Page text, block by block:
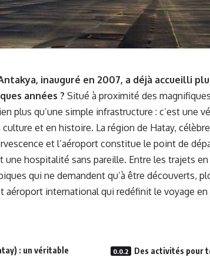
inauguré en 2007, a déjà accueilli
années ? Situé à proximité des
plus qu’une simple infrastructure : c’est une
et en histoire. La région de Hatay,
et l’aéroport constitue le point de
une hospitalité sans pareille. Entre les trajets
qui ne demandent qu’à être découverts,
aéroport international qui redéfinit le voyage en
: un véritable
Des activités pour